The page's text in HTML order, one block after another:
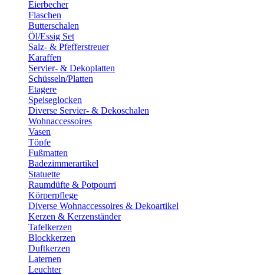
Eierbecher
Flaschen
Butterschalen
Öl/Essig Set
Salz- & Pfefferstreuer
Karaffen
Servier- & Dekoplatten
Schüsseln/Platten
Etagere
Speiseglocken
Diverse Servier- & Dekoschalen
Wohnaccessoires
Vasen
Töpfe
Fußmatten
Badezimmerartikel
Statuette
Raumdüfte & Potpourri
Körperpflege
Diverse Wohnaccessoires & Dekoartikel
Kerzen & Kerzenständer
Tafelkerzen
Blockkerzen
Duftkerzen
Laternen
Leuchter